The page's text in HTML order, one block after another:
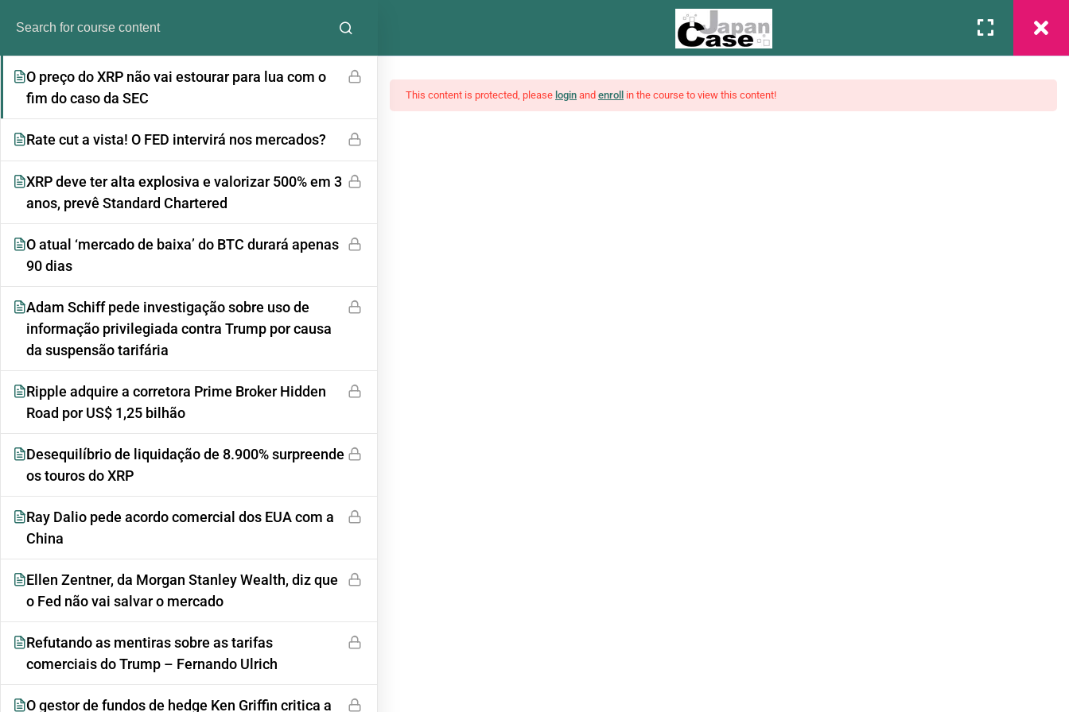
Análises, Notícias E Fundamentos
antitruste sobre tecnologia de publicidade
O preço do XRP não vai estourar para lua com o
fim do caso da SEC
Rate cut a vista! O FED intervirá nos mercados?
XRP deve ter alta explosiva e valorizar 500% em 3
anos, prevê Standard Chartered
O atual ‘mercado de baixa’ do BTC durará apenas
90 dias
Adam Schiff pede investigação sobre uso de
informação privilegiada contra Trump por causa
da suspensão tarifária
Ripple adquire a corretora Prime Broker Hidden
Road por US$ 1,25 bilhão
Desequilíbrio de liquidação de 8.900% surpreende
os touros do XRP
Ray Dalio pede acordo comercial dos EUA com a
China
Ellen Zentner, da Morgan Stanley Wealth, diz que
o Fed não vai salvar o mercado
Refutando as mentiras sobre as tarifas
comerciais do Trump – Fernando Ulrich
O gestor de fundos de hedge Ken Griffin critica a
This content is protected, please login and enroll in the course to view this content!